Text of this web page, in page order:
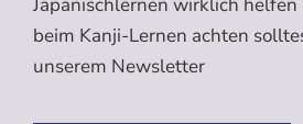
beim Kanji-Lernen achten
unserem Newsletter